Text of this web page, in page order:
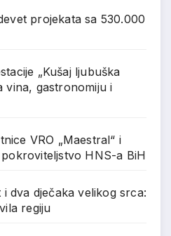
projekata sa 530.000
„Kušaj ljubuška
vina, gastronomiju i
VRO „Maestral“ i
HNS-a BiH
dva dječaka velikog srca:
regiju